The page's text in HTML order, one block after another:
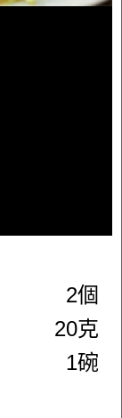
2個
20克
1碗